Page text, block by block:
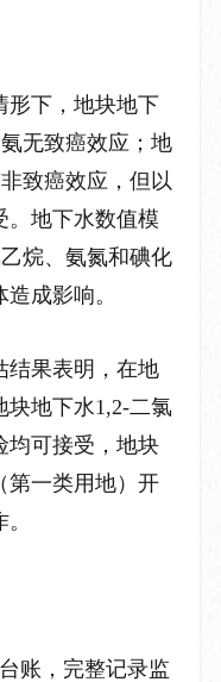
形下，地块地下
无致癌效应；地
致癌效应，但以
。地下水数值模
烷、氨氮和碘化
成影响。
结果表明，在地
块地下水1,2-二氯
均可接受，地块
第一类用地）开
账，完整记录监